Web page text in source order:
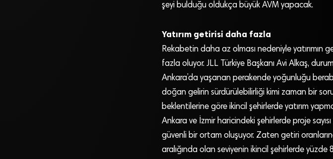
şeyi bulduğu oldukça büyük AVM yapacak.
Yatırım getirisi daha fazla
Rekabetin daha az olması nedeniyle yatırımın
fazla oluyor. JLL Türkiye Başkanı Avi Alkaş,
Ankara’da yaşanan perakende yoğunluğu
doğan gelirin sürdürülebilirliği kimi zaman bir
beklentilerine göre ikincil şehirlerde yatırım
Ankara ve İzmir haricindeki şehirlerde proje
güvenli bir ortam oluşuyor. Zaten getiri
aralığında olan seviyenin ikincil şehirlerde